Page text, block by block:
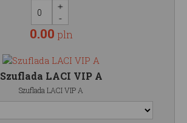
0.00 pln
Szuflada LACI VIP A
Szuflada LACI VIP A